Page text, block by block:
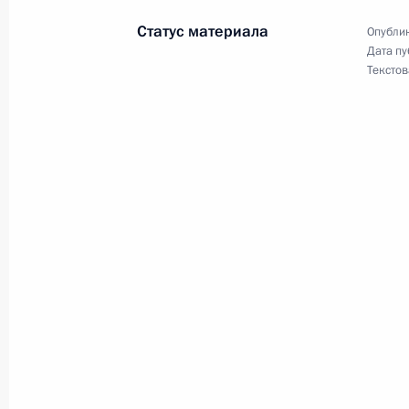
20 августа 2007 года, понедельник
Статус материала
Дата